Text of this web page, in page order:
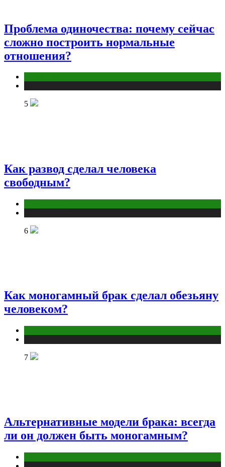
Проблема одиночества: почему сейчас
сложно построить нормальные
отношения?
5
Как развод сделал человека
свободным?
6
Как моногамный брак сделал обезьяну
человеком?
7
Альтернативные модели брака: всегда
ли он должен быть моногамным?